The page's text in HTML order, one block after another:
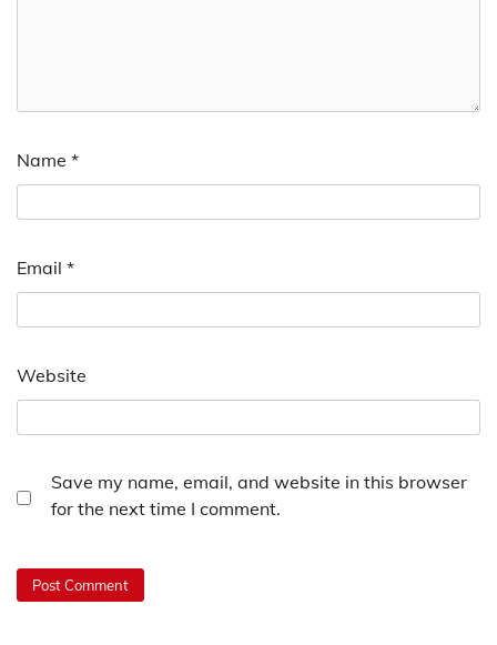
Name *
Email *
Website
Save my name, email, and website in this browser
for the next time I comment.